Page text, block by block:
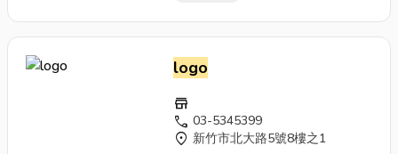
logo
store
call 03-5345399
location_on 新竹市北大路5號8樓之1